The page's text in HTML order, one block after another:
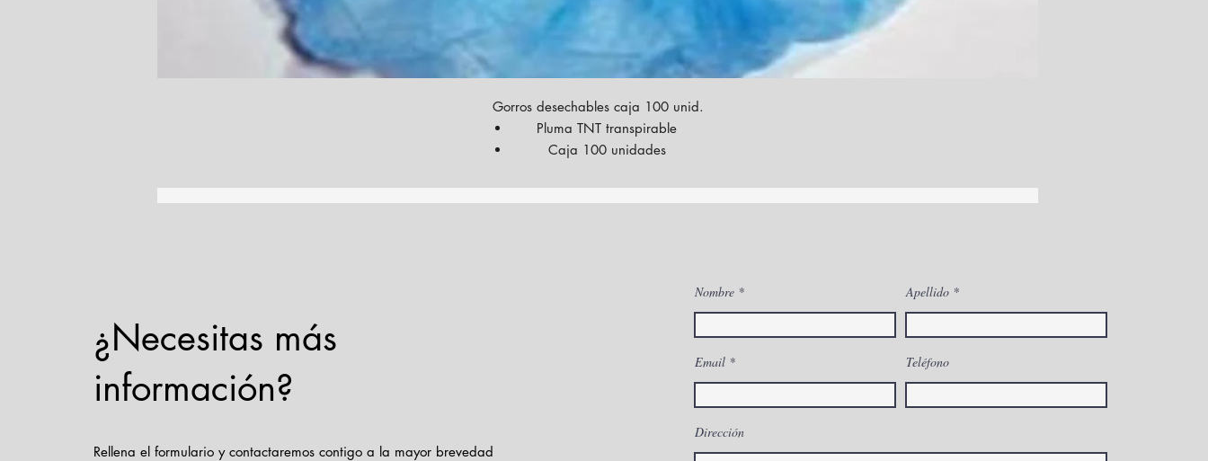
Gorros desechables caja 100 unid.
Pluma TNT transpirable
Caja 100 unidades
Precio:5,76€ + IVA
¿Necesitas más
información?
Rellena el formulario y contactaremos contigo a la mayor brevedad
Nombre Apellido
Email Teléfono
Dirección